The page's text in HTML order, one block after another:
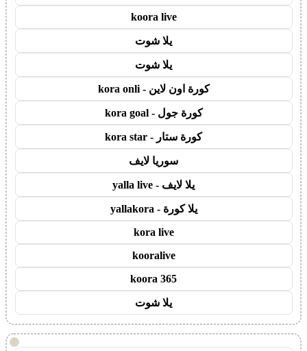
koora live
يلا شوت
يلا شوت
كورة اون لاين - kora onli
كورة جول - kora goal
كورة ستار - kora star
سوريا لايف
يلا لايف - yalla live
يلا كورة - yallakora
kora live
kooralive
koora 365
يلا شوت
!